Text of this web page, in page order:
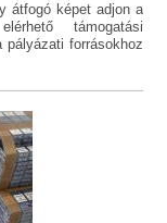
átfogó képet adjon a
támogatási
pályázati forrásokhoz